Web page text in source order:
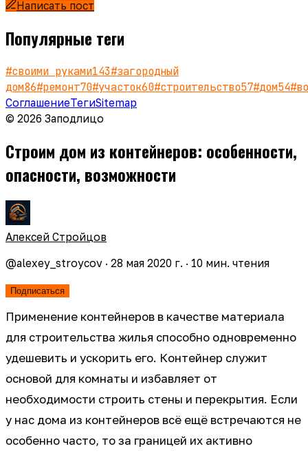
Написать пост
Популярные теги
#своими руками143#загородный
дом86#ремонт70#участок60#строительство57#дом54#
СоглашениеТегиSitemap
© 2026 Заподлицо
Строим дом из контейнеров: особенности,
опасности, возможности
Алексей Стройцов
@alexey_stroycov · 28 мая 2020 г. · 10 мин. чтения
Подписаться
Применение контейнеров в качестве материала
для строительства жилья способно одновременно
удешевить и ускорить его. Контейнер служит
основой для комнаты и избавляет от
необходимости строить стены и перекрытия. Если
у нас дома из контейнеров всё ещё встречаются не
особенно часто, то за границей их активно